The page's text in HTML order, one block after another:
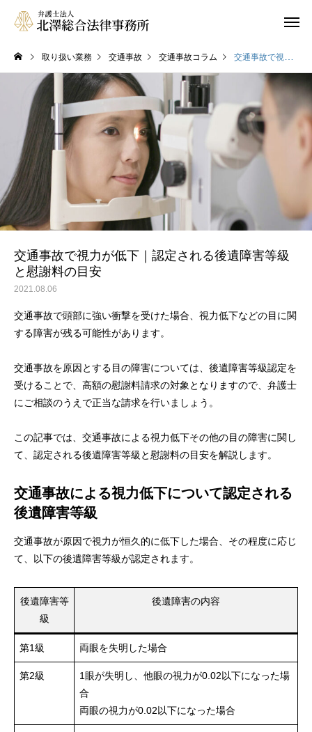
相続 家族信託（民
取り扱い業務 交通事故 交通事故コラム 交通事故で視力が低下｜認定される後遺障害等級と慰謝料の目安
交通事故で視力が低下｜認定される後遺障害等級
と慰謝料の目安
2021.08.06
交通事故で頭部に強い衝撃を受けた場合、視力低下などの目に関
する障害が残る可能性があります。
交通事故を原因とする目の障害については、後遺障害等級認定を
受けることで、高額の慰謝料請求の対象となりますので、弁護士
にご相談のうえで正当な請求を行いましょう。
この記事では、交通事故による視力低下その他の目の障害に関し
て、認定される後遺障害等級と慰謝料の目安を解説します。
交通事故による視力低下について認定される
後遺障害等級
交通事故が原因で視力が恒久的に低下した場合、その程度に応じ
て、以下の後遺障害等級が認定されます。
後遺障害等
級
後遺障害の内容
第1級 両眼を失明した場合
第2級
1眼が失明し、他眼の視力が0.02以下になった場
合
両眼の視力が0.02以下になった場合